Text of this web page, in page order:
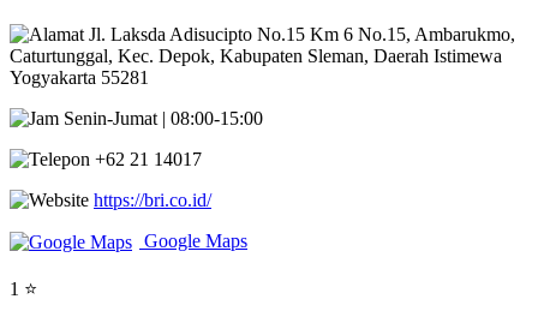
Jl. Laksda Adisucipto No.15 Km 6 No.15, Ambarukmo,
Caturtunggal, Kec. Depok, Kabupaten Sleman, Daerah Istimewa
Yogyakarta 55281
Senin-Jumat | 08:00-15:00
+62 21 14017
https://bri.co.id/
Google Maps
1 ⭐